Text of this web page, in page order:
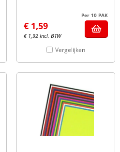
Per 10 PAK
€ 1,59
€ 1,92 Incl. BTW
Vergelijken